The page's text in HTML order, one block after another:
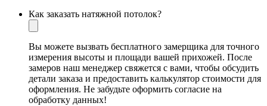
Как заказать натяжной потолок?
Вы можете вызвать бесплатного замерщика для точного
измерения высоты и площади вашей прихожей. После
замеров наш менеджер свяжется с вами, чтобы обсудить
детали заказа и предоставить калькулятор стоимости для
оформления. Не забудьте оформить согласие на
обработку данных!